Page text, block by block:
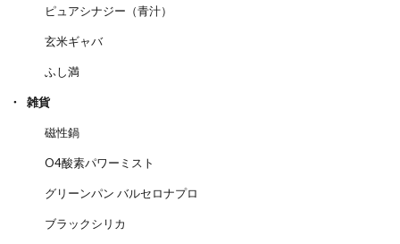
ピュアシナジー（青汁）
玄米ギャバ
ふし満
雑貨
磁性鍋
O4酸素パワーミスト
グリーンパン バルセロナプロ
ブラックシリカ